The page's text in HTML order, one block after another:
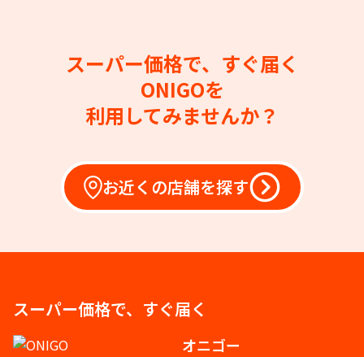
スーパー価格で、すぐ届く
ONIGOを
利用してみませんか？
お近くの店舗を探す
スーパー価格で、すぐ届く
オニゴー